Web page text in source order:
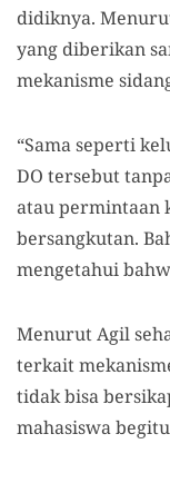
didiknya.
yang diberikan
mekanisme
“Sama seperti
DO tersebut
atau permintaan
bersangkutan.
mengetahui
Menurut Agil
terkait
tidak bisa
mahasiswa